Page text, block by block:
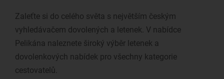
Zaleťte si do celého světa s největším českým
vyhledávačem dovolených a letenek. V nabídce
Pelikána naleznete široký výběr letenek a
dovolenkových nabídek pro všechny kategorie
cestovatelů.